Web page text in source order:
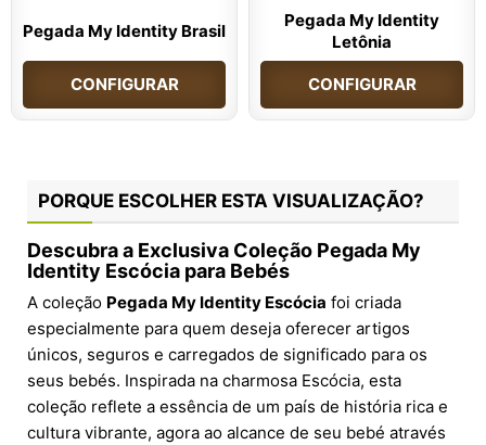
Pegada My Identity Brasil
CONFIGURAR
Pegada My Identity
Letônia
CONFIGURAR
PORQUE ESCOLHER ESTA VISUALIZAÇÃO?
Descubra a Exclusiva Coleção Pegada My
Identity Escócia para Bebés
A coleção Pegada My Identity Escócia foi criada
especialmente para quem deseja oferecer artigos
únicos, seguros e carregados de significado para os
seus bebés. Inspirada na charmosa Escócia, esta
coleção reflete a essência de um país de história rica e
cultura vibrante, agora ao alcance de seu bebé através